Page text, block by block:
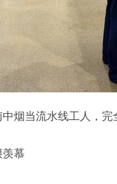
烟当流水线工人，完
羡慕‍